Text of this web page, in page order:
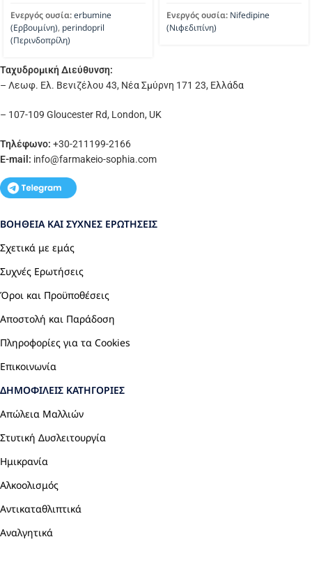
Ενεργός ουσία:erbumine
(Ερβουμίνη), perindopril
(Περινδοπρίλη)
Ενεργός ουσία: Nifedipine
(Νιφεδιπίνη)
Ταχυδρομική Διεύθυνση:
– Λεωφ. Ελ. Βενιζέλου 43, Νέα Σμύρνη 171 23, Ελλάδα
– 107-109 Gloucester Rd, London, UK
Τηλέφωνο: +30-211199-2166
E-mail: info@farmakeio-sophia.com
ΒΟΉΘΕΙΑ ΚΑΙ ΣΥΧΝΈΣ ΕΡΩΤΉΣΕΙΣ
Σχετικά με εμάς
Συχνές Ερωτήσεις
Όροι και Προϋποθέσεις
Αποστολή και Παράδοση
Πληροφορίες για τα Cookies
Επικοινωνία
ΔΗΜΟΦΙΛΕΊΣ ΚΑΤΗΓΟΡΊΕΣ
Απώλεια Μαλλιών
Στυτική Δυσλειτουργία
Ημικρανία
Αλκοολισμός
Αντικαταθλιπτικά
Αναλγητικά